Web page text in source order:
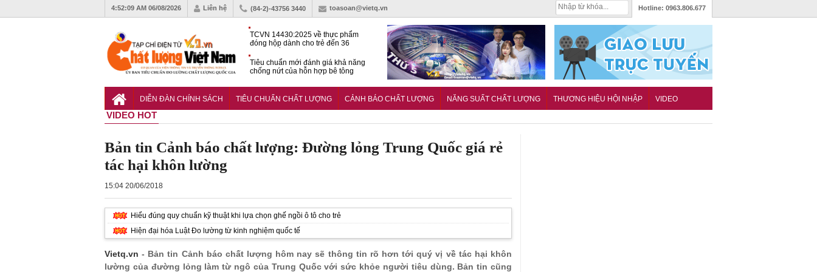
4:52:10 AM 06/08/2026 Liên hệ (84-2)-43756 3440 toasoan@vietq.vn Hotline: 0963.806.677
TCVN 14430:2025 về thực phẩm
đóng hộp dành cho trẻ đến 36
Tiêu chuẩn mới đánh giá khả năng
chống nứt của hỗn hợp bê tông
với khả năng tăng tốc cực ‘bốc’, đổi
DIỄN ĐÀN CHÍNH SÁCH TIÊU CHUẨN CHẤT LƯỢNG CẢNH BÁO CHẤT LƯỢNG NĂNG SUẤT CHẤT LƯỢNG THƯƠNG HIỆU HỘI NHẬP VIDEO
VIDEO HOT
Bản tin Cảnh báo chất lượng: Đường lỏng Trung Quốc giá rẻ
tác hại khôn lường
15:04 20/06/2018
Hiểu đúng quy chuẩn kỹ thuật khi lựa chọn ghế ngồi ô tô cho trẻ
Hiện đại hóa Luật Đo lường từ kinh nghiệm quốc tế
Vietq.vn - Bản tin Cảnh báo chất lượng hôm nay sẽ thông tin rõ hơn tới quý vị về tác hại khôn
lường của đường lỏng làm từ ngô của Trung Quốc với sức khỏe người tiêu dùng. Bản tin cũng